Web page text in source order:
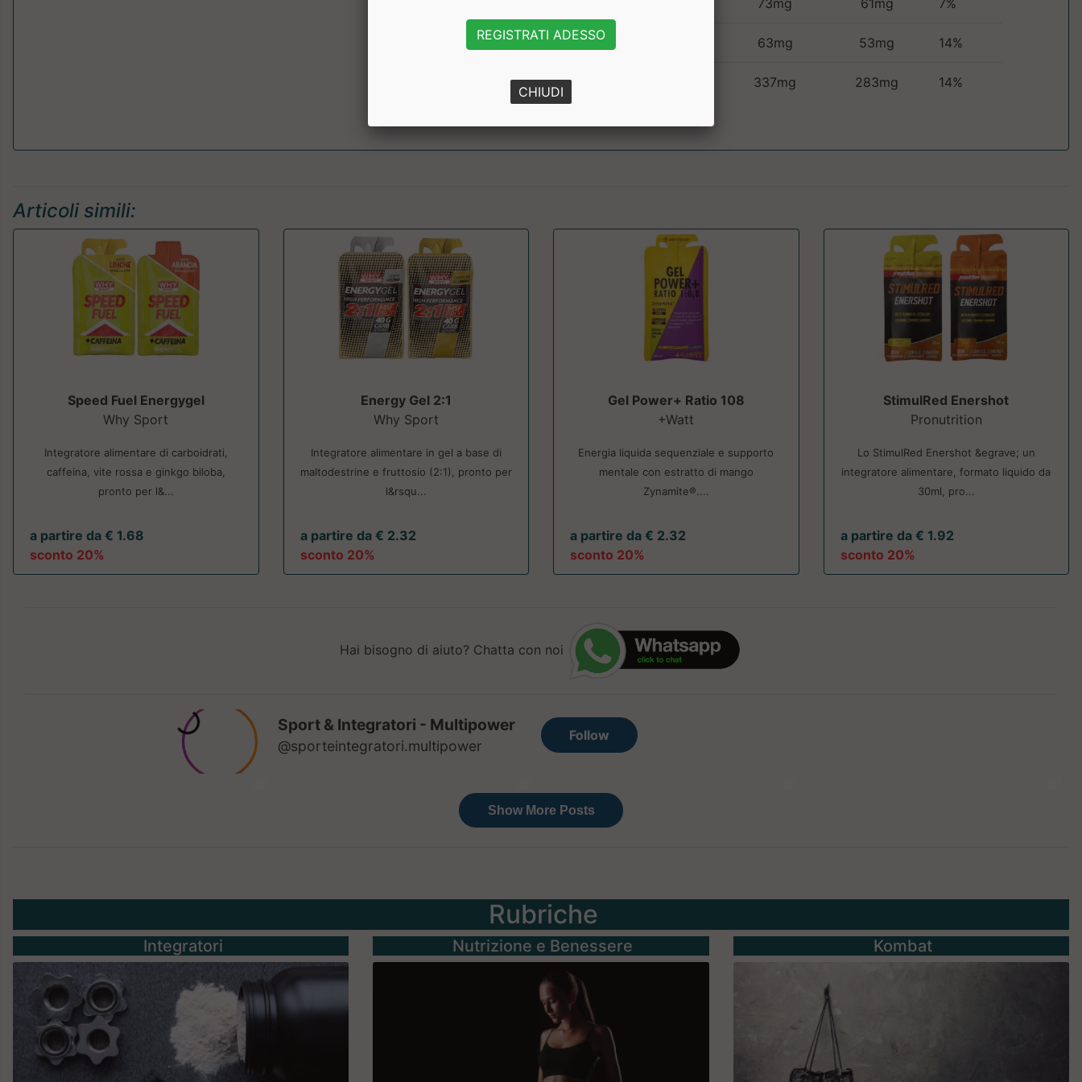
Calcio 73mg 61mg 7%
Magnesio 63mg 53mg 14%
Potassio 337mg 283mg 14%
Articoli simili:
Speed Fuel Energygel
Why Sport
Integratore alimentare di carboidrati,
caffeina, vite rossa e ginkgo biloba,
pronto per l&...
a partire da € 1.68
sconto 20%
Energy Gel 2:1
Why Sport
Integratore alimentare in gel a base di
maltodestrine e fruttosio (2:1), pronto per
l&rsqu...
a partire da € 2.32
sconto 20%
Gel Power+ Ratio 108
+Watt
Energia liquida sequenziale e supporto
mentale con estratto di mango
Zynamite®....
a partire da € 2.32
sconto 20%
StimulRed Enershot
Pronutrition
Lo StimulRed Enershot &egrave; un
integratore alimentare, formato liquido da
30ml, pro...
a partire da € 1.92
sconto 20%
Hai bisogno di aiuto? Chatta con noi
Rubriche
Integratori Nutrizione e Benessere Kombat
REGISTRATI ADESSO
CHIUDI